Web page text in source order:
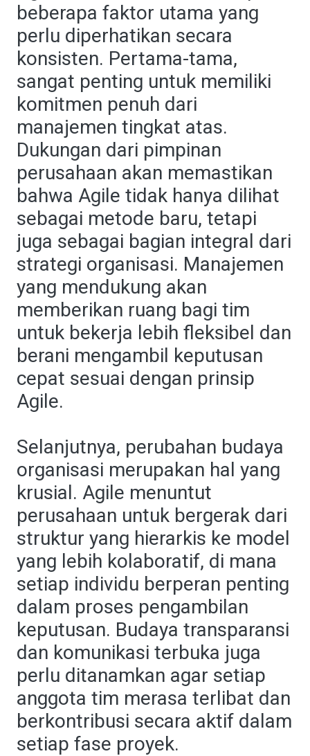
beberapa faktor utama yang
perlu diperhatikan secara
konsisten. Pertama-tama,
sangat penting untuk memiliki
komitmen penuh dari
manajemen tingkat atas.
Dukungan dari pimpinan
perusahaan akan memastikan
bahwa Agile tidak hanya dilihat
sebagai metode baru, tetapi
juga sebagai bagian integral dari
strategi organisasi. Manajemen
yang mendukung akan
memberikan ruang bagi tim
untuk bekerja lebih fleksibel dan
berani mengambil keputusan
cepat sesuai dengan prinsip
Agile.
Selanjutnya, perubahan budaya
organisasi merupakan hal yang
krusial. Agile menuntut
perusahaan untuk bergerak dari
struktur yang hierarkis ke model
yang lebih kolaboratif, di mana
setiap individu berperan penting
dalam proses pengambilan
keputusan. Budaya transparansi
dan komunikasi terbuka juga
perlu ditanamkan agar setiap
anggota tim merasa terlibat dan
berkontribusi secara aktif dalam
setiap fase proyek.